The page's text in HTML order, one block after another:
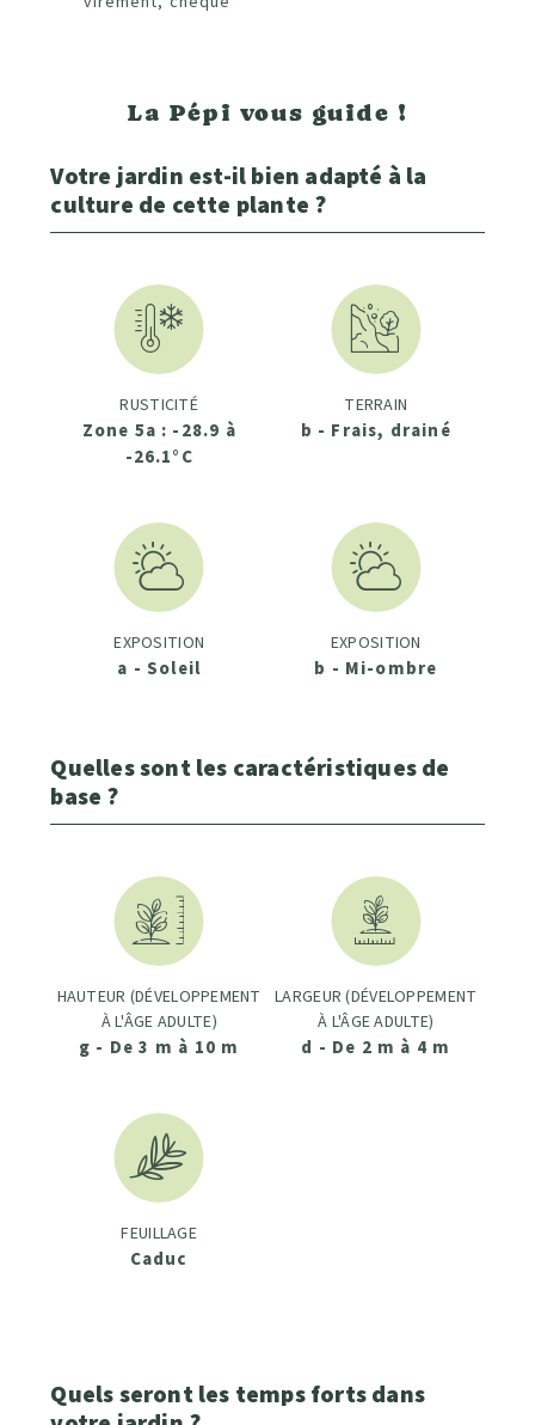
La Pépi vous guide !
Votre jardin est-il bien adapté à la
culture de cette plante ?
RUSTICITÉ
Zone 5a : -28.9 à
-26.1°C
TERRAIN
b - Frais, drainé
EXPOSITION
a - Soleil
EXPOSITION
b - Mi-ombre
Quelles sont les caractéristiques de
base ?
HAUTEUR (DÉVELOPPEMENT
À L'ÂGE ADULTE)
g - De 3 m à 10 m
LARGEUR (DÉVELOPPEMENT
À L'ÂGE ADULTE)
d - De 2 m à 4 m
FEUILLAGE
Caduc
Quels seront les temps forts dans